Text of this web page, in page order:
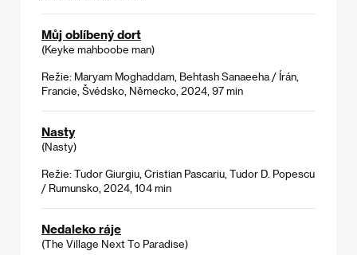
Můj oblíbený dort
(Keyke mahboobe man)
Režie: Maryam Moghaddam, Behtash Sanaeeha / Írán,
Francie, Švédsko, Německo, 2024, 97 min
Nasty
(Nasty)
Režie: Tudor Giurgiu, Cristian Pascariu, Tudor D. Popescu
/ Rumunsko, 2024, 104 min
Nedaleko ráje
(The Village Next To Paradise)